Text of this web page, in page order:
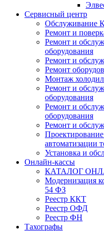
Сервисный центр
Обслуживание
Ремонт и
Ремонт и
оборудования
Ремонт и
Ремонт
Монтаж
Ремонт и
оборудования
Ремонт и
оборудования
Ремонт и
автоматизации
Установка и
Онлайн-кассы
КАТАЛОГ
Модернизация
54 ФЗ
Реестр ККТ
Реестр ОФД
Реестр ФН
Тахографы